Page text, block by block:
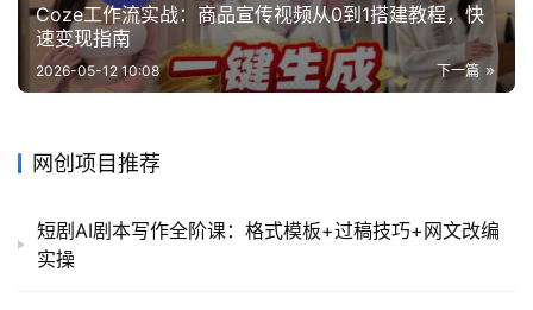
Coze工作流实战：商品宣传视频从0到1搭建教程，快
速变现指南
下一篇
2026-05-12 10:08
网创项目推荐
短剧AI剧本写作全阶课：格式模板+过稿技巧+网文改编
实操